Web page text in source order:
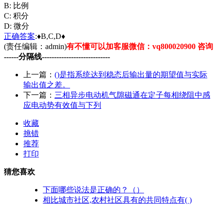
B: 比例
C: 积分
D: 微分
正确答案:♦B,C,D♦
(责任编辑：admin)有不懂可以加客服微信：vq800020900 咨询
------分隔线----------------------------
上一篇： ()是指系统达到稳态后输出量的期望值与实际
输出值之差。
下一篇： 三相异步电动机气隙磁通在定子每相绕阻中感
应电动势有效值与下列
收藏
挑错
推荐
打印
猜您喜欢
下面哪些说法是正确的？（）
相比城市社区,农村社区具有的共同特点有( )